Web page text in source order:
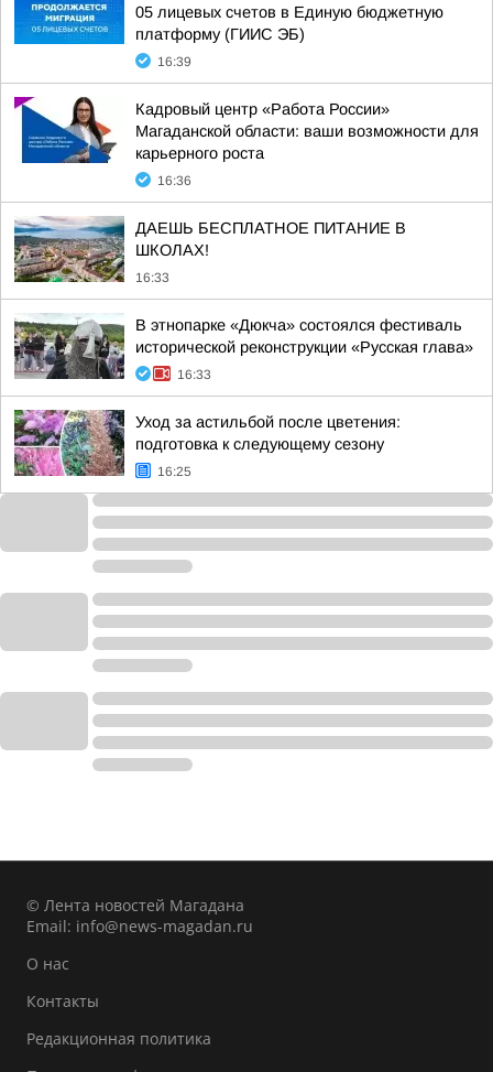
05 лицевых счетов в Единую бюджетную
платформу (ГИИС ЭБ)
16:39
Кадровый центр «Работа России»
Магаданской области: ваши возможности для
карьерного роста
16:36
ДАЕШЬ БЕСПЛАТНОЕ ПИТАНИЕ В
ШКОЛАХ!
16:33
В этнопарке «Дюкча» состоялся фестиваль
исторической реконструкции «Русская глава»
16:33
Уход за астильбой после цветения:
подготовка к следующему сезону
16:25
© Лента новостей Магадана
Email: info@news-magadan.ru
О нас
Контакты
Редакционная политика